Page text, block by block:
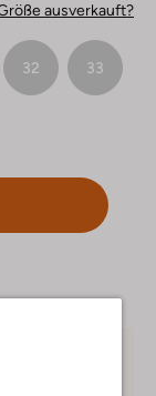
ausverkauft?
32 33